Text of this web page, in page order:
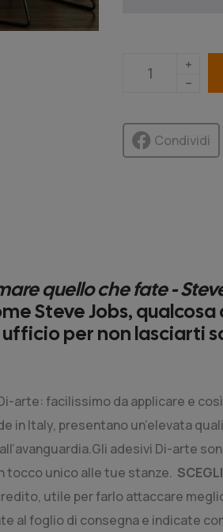
Condividi
quello che fate -
Steve Jobs,
per non lasciarti
Di-arte: facilissimo da applicare e
in Italy, presentano un’elevata
adesivi Di-arte
tocco unico alle tue stanze.
utile per farlo attaccare
al foglio di consegna e indicate